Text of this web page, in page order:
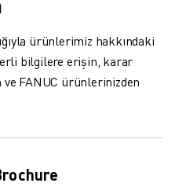
ürünlerimiz hakkındaki
bilgilere erişin, karar
ve FANUC ürünlerinizden